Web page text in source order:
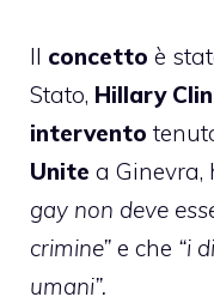
Il concetto è
Stato, Hillary
intervento
Unite a Ginevra,
gay non deve
crimine” e che “i
umani”.